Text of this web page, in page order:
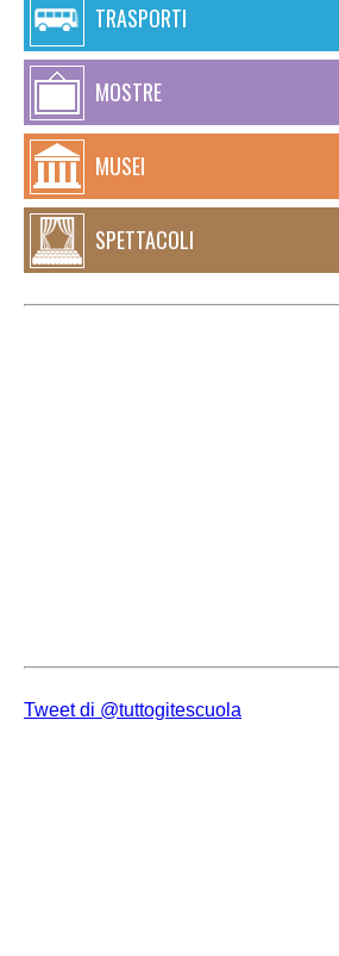
TRASPORTI
MOSTRE
MUSEI
SPETTACOLI
Tweet di @tuttogitescuola